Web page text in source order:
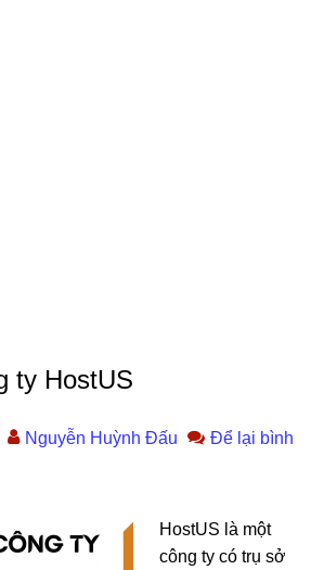
ty HostUS
Nguyễn Huỳnh Đấu
Để lại bình
HostUS là một
công ty có trụ sở